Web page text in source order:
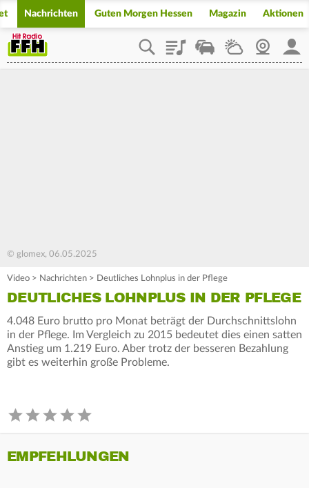
Nachrichten Guten Morgen Hessen Magazin Aktionen
PlaylistStaupilotWetterWebcam
© glomex, 06.05.2025
Video > Nachrichten > Deutliches Lohnplus in der Pflege
DEUTLICHES LOHNPLUS IN DER PFLEGE
4.048 Euro brutto pro Monat beträgt der Durchschnittslohn
in der Pflege. Im Vergleich zu 2015 bedeutet dies einen satten
Anstieg um 1.219 Euro. Aber trotz der besseren Bezahlung
gibt es weiterhin große Probleme.
EMPFEHLUNGEN